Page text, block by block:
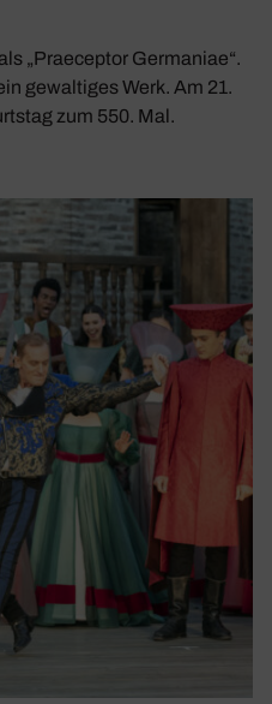
„Praeceptor Germaniae“.
gewaltiges Werk. Am 21.
zum 550. Mal.